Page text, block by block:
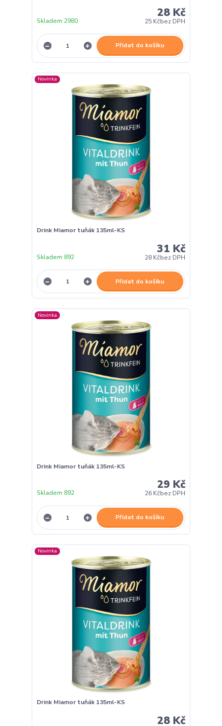
28 Kč
25 Kčbez DPH
Skladem 2980
Přidat do košíku
Novinka
Drink Miamor tuňák 135ml-KS
31 Kč
28 Kčbez DPH
Skladem 892
Přidat do košíku
Novinka
Drink Miamor tuňák 135ml-KS
29 Kč
26 Kčbez DPH
Skladem 892
Přidat do košíku
Novinka
Drink Miamor tuňák 135ml-KS
28 Kč